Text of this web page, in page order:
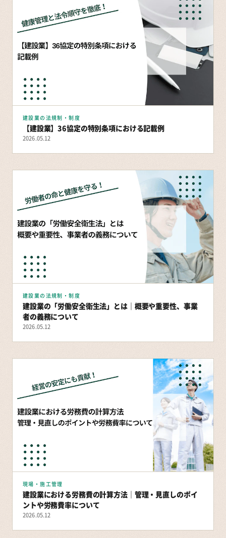
建設業の法規制・制度
【建設業】36協定の特別条項における記載例
2026.05.12
建設業の法規制・制度
建設業の「労働安全衛生法」とは｜概要や重要性、事業
者の義務について
2026.05.12
現場・施工管理
建設業における労務費の計算方法｜管理・見直しのポイ
ントや労務費率について
2026.05.12